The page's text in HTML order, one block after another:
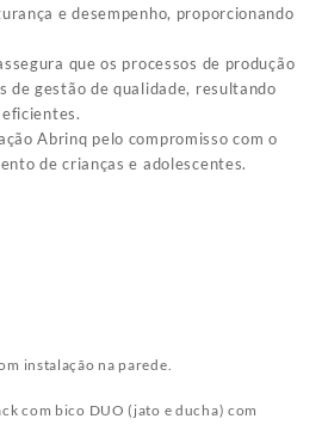
e desempenho, proporcionando
que os processos de produção
de gestão de qualidade, resultando
Abrinq pelo compromisso com o
de crianças e adolescentes.
instalação na parede.
com bico DUO (jato e ducha) com